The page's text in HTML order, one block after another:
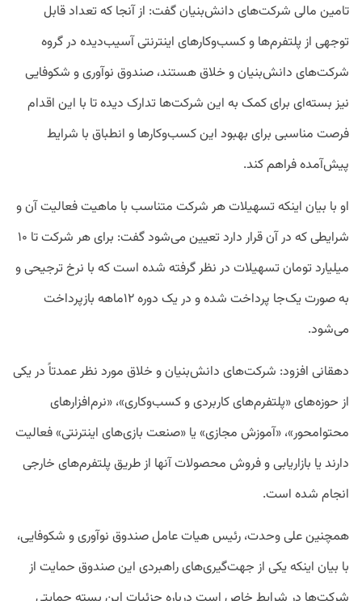
تامین مالی شرکت‌های دانش‌بنیان گفت: از آنجا که تعداد قابل
توجهی از پلتفرم‌ها و کسب‌‌وکارهای اینترنتی آسیب‌دیده در گروه
شرکت‌های دانش‌بنیان و خلاق هستند، صندوق نوآوری و شکوفایی
نیز بسته‌ای برای کمک به این شرکت‌ها تدارک دیده تا با این اقدام
فرصت مناسبی برای بهبود این کسب‌‌وکارها و انطباق با شرایط
پیش‌آمده فراهم کند.
او با بیان اینکه تسهیلات هر شرکت متناسب با ماهیت فعالیت آن و
شرایطی که در آن قرار دارد تعیین می‌شود گفت: برای هر شرکت تا ۱۰
میلیارد تومان تسهیلات در نظر گرفته شده است که با نرخ ترجیحی و
به صورت یک‌جا پرداخت شده و در یک دوره ۱۲ماهه بازپرداخت
می‌شود.
دهقانی افزود: شرکت‌های دانش‌بنیان و خلاق مورد نظر عمدتاً در یکی
از حوزه‌های «پلتفرم‌های کاربردی و کسب‌وکاری»، «نرم‌افزارهای
محتوامحور»، «آموزش مجازی» یا «صنعت بازی‌‌های اینترنتی» فعالیت
دارند یا بازاریابی و فروش محصولات آنها از طریق پلتفرم‌های خارجی
انجام شده است.
همچنین علی وحدت، رئیس هیات عامل صندوق نوآوری و شکوفایی،
با بیان اینکه یکی از جهت‌گیری‌های راهبردی این صندوق حمایت از